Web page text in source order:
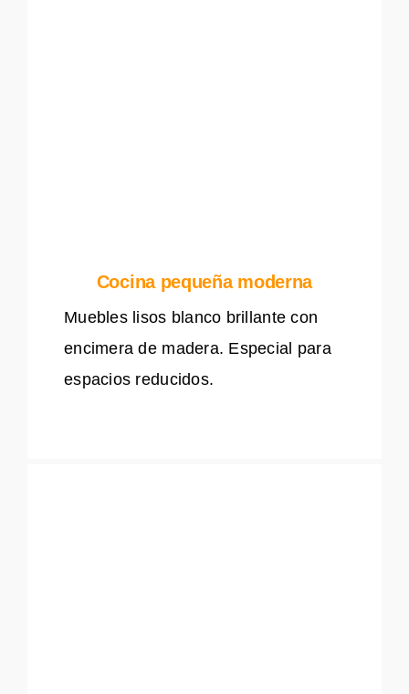
Cocina pequeña moderna
Muebles lisos blanco brillante con
encimera de madera. Especial para
espacios reducidos.